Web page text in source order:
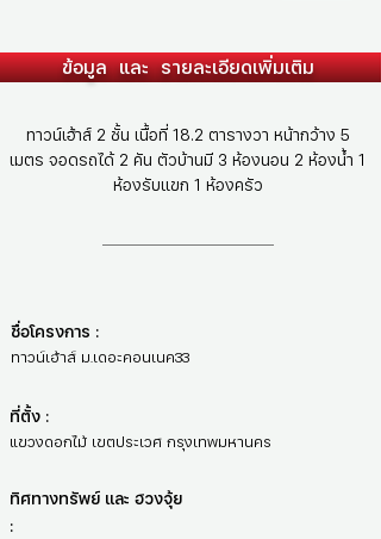
ข้อมูล และ รายละเอียดเพิ่มเติม
ทาวน์เฮ้าส์ 2 ชั้น เนื้อที่ 18.2 ตารางวา หน้ากว้าง 5
เมตร จอดรถได้ 2 คัน ตัวบ้านมี 3 ห้องนอน 2 ห้องน้ำ 1
ห้องรับแขก 1 ห้องครัว
ชื่อโครงการ :
ทาวน์เฮ้าส์ ม.เดอะคอนเนค33
ที่ตั้ง :
แขวงดอกไม้ เขตประเวศ กรุงเทพมหานคร
ทิศทางทรัพย์ และ ฮวงจุ้ย
: